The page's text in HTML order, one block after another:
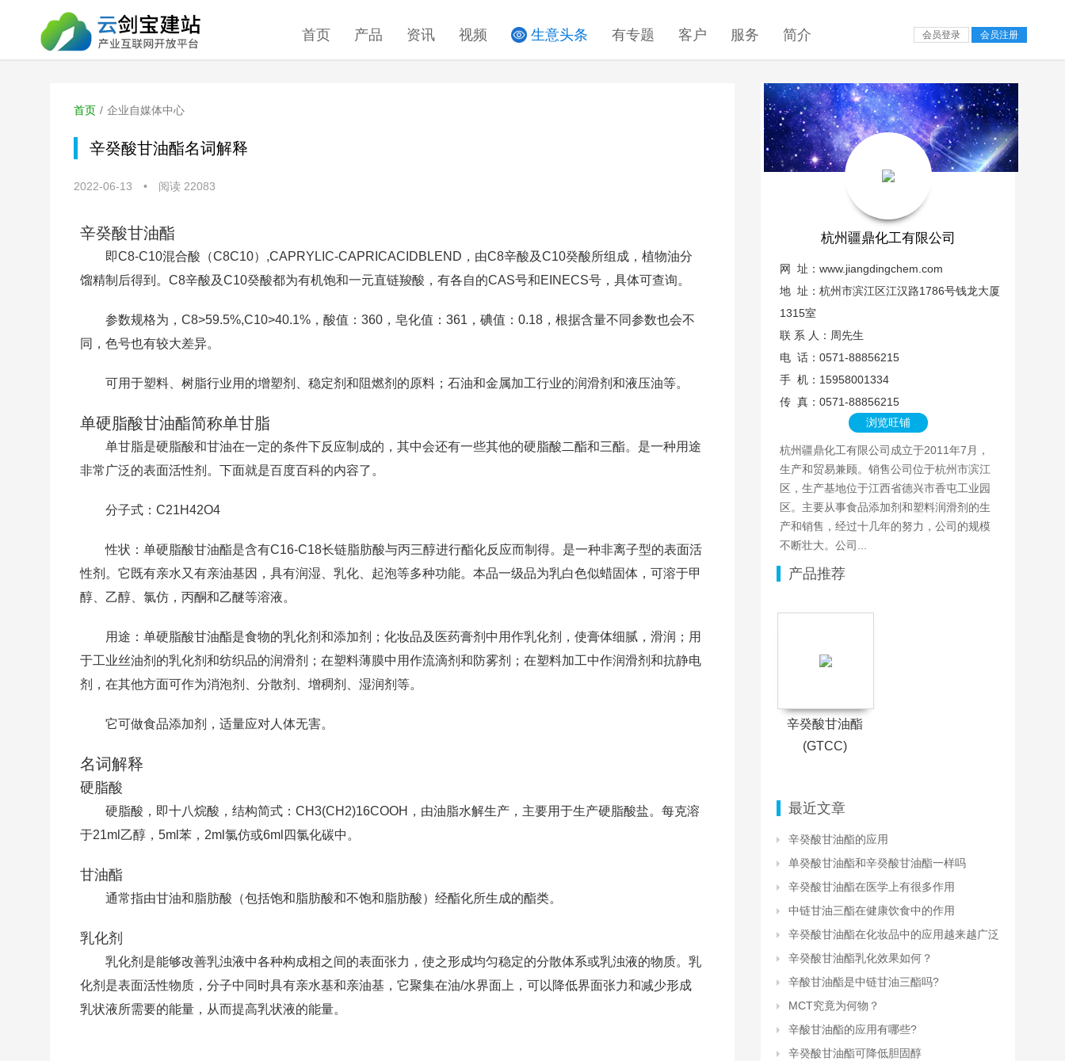
会员登录 会员注册
首页 产品 资讯 视频 生意头条 有专题 客户 服务 简介
首页 / 企业自媒体中心
辛癸酸甘油酯名词解释
2022-06-13 • 阅读 22083
辛癸酸甘油酯
即C8-C10混合酸（C8C10）,CAPRYLIC-CAPRICACIDBLEND，由C8辛酸及C10癸酸所组成，植物油分
馏精制后得到。C8辛酸及C10癸酸都为有机饱和一元直链羧酸，有各自的CAS号和EINECS号，具体可查询。
参数规格为，C8>59.5%,C10>40.1%，酸值：360，皂化值：361，碘值：0.18，根据含量不同参数也会不
同，色号也有较大差异。
可用于塑料、树脂行业用的增塑剂、稳定剂和阻燃剂的原料；石油和金属加工行业的润滑剂和液压油等。
单硬脂酸甘油酯简称单甘脂
单甘脂是硬脂酸和甘油在一定的条件下反应制成的，其中会还有一些其他的硬脂酸二酯和三酯。是一种用途
非常广泛的表面活性剂。下面就是百度百科的内容了。
分子式：C21H42O4
性状：单硬脂酸甘油酯是含有C16-C18长链脂肪酸与丙三醇进行酯化反应而制得。是一种非离子型的表面活
性剂。它既有亲水又有亲油基因，具有润湿、乳化、起泡等多种功能。本品一级品为乳白色似蜡固体，可溶于甲
醇、乙醇、氯仿，丙酮和乙醚等溶液。
用途：单硬脂酸甘油酯是食物的乳化剂和添加剂；化妆品及医药膏剂中用作乳化剂，使膏体细腻，滑润；用
于工业丝油剂的乳化剂和纺织品的润滑剂；在塑料薄膜中用作流滴剂和防雾剂；在塑料加工中作润滑剂和抗静电
剂，在其他方面可作为消泡剂、分散剂、增稠剂、湿润剂等。
它可做食品添加剂，适量应对人体无害。
名词解释
硬脂酸
硬脂酸，即十八烷酸，结构简式：CH3(CH2)16COOH，由油脂水解生产，主要用于生产硬脂酸盐。每克溶
于21ml乙醇，5ml苯，2ml氯仿或6ml四氯化碳中。
甘油酯
通常指由甘油和脂肪酸（包括饱和脂肪酸和不饱和脂肪酸）经酯化所生成的酯类。
乳化剂
乳化剂是能够改善乳浊液中各种构成相之间的表面张力，使之形成均匀稳定的分散体系或乳浊液的物质。乳
化剂是表面活性物质，分子中同时具有亲水基和亲油基，它聚集在油/水界面上，可以降低界面张力和减少形成
乳状液所需要的能量，从而提高乳状液的能量。
杭州疆鼎化工有限公司
网 址： www.jiangdingchem.com
地 址：杭州市滨江区江汉路1786号钱龙大厦
1315室
联 系 人：周先生
电 话：0571-88856215
手 机：15958001334
传 真：0571-88856215
浏览旺铺
杭州疆鼎化工有限公司成立于2011年7月，
生产和贸易兼顾。销售公司位于杭州市滨江
区，生产基地位于江西省德兴市香屯工业园
区。主要从事食品添加剂和塑料润滑剂的生
产和销售，经过十几年的努力，公司的规模
不断壮大。公司...
产品推荐
辛癸酸甘油酯
(GTCC)
最近文章
辛癸酸甘油酯的应用
单癸酸甘油酯和辛癸酸甘油酯一样吗
辛癸酸甘油酯在医学上有很多作用
中链甘油三酯在健康饮食中的作用
辛癸酸甘油酯在化妆品中的应用越来越广泛
辛癸酸甘油酯乳化效果如何？
辛酸甘油酯是中链甘油三酯吗?
MCT究竟为何物？
辛酸甘油酯的应用有哪些?
辛癸酸甘油酯可降低胆固醇